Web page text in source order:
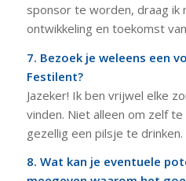
sponsor te worden, draag ik
ontwikkeling en toekomst
7. Bezoek je weleens een
Festilent?
Jazeker! Ik ben vrijwel elke
vinden. Niet alleen om zelf
gezellig een pilsje te drinken.
8. Wat kan je eventuele